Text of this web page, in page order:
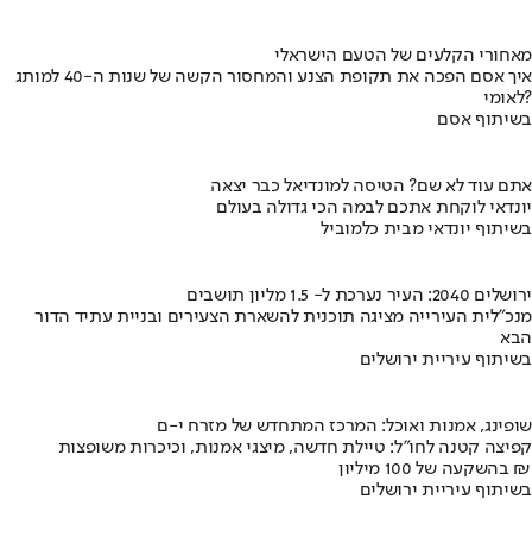
מאחורי הקלעים של הטעם הישראלי
איך אסם הפכה את תקופת הצנע והמחסור הקשה של שנות ה-40 למותג
לאומי?
בשיתוף אסם
אתם עוד לא שם? הטיסה למונדיאל כבר יצאה
יונדאי לוקחת אתכם לבמה הכי גדולה בעולם
בשיתוף יונדאי מבית כלמוביל
ירושלים 2040: העיר נערכת ל- 1.5 מליון תושבים
מנכ"לית העירייה מציגה תוכנית להשארת הצעירים ובניית עתיד הדור
הבא
בשיתוף עיריית ירושלים
שופינג, אמנות ואוכל: המרכז המתחדש של מזרח י-ם
קפיצה קטנה לחו"ל: טיילת חדשה, מיצגי אמנות, וכיכרות משופצות
בהשקעה של 100 מיליון ₪
בשיתוף עיריית ירושלים